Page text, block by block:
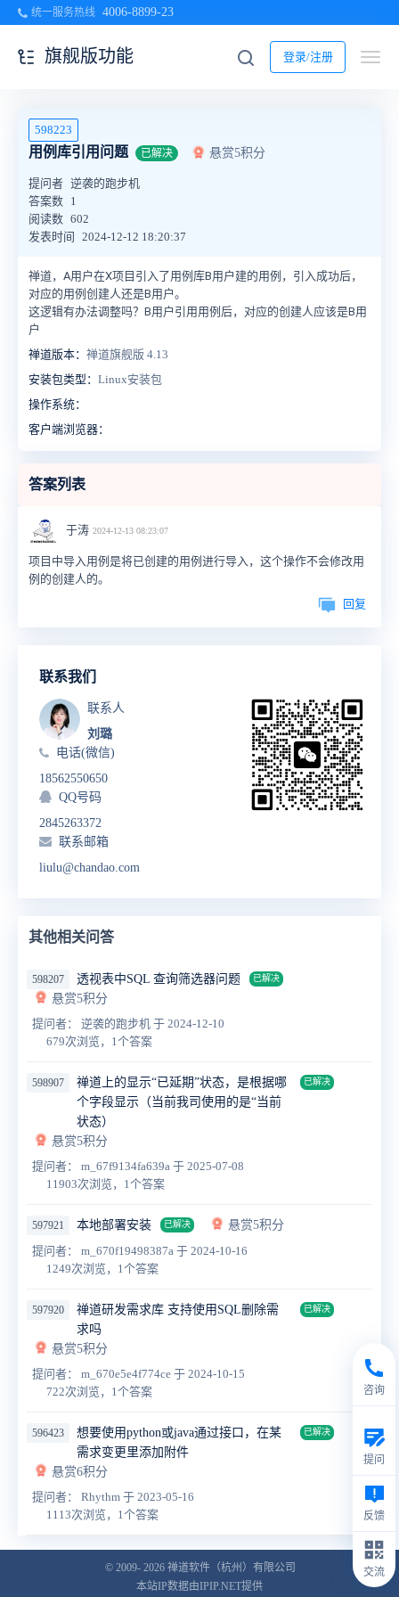
统一服务热线 4006-8899-23
登录/注册
旗舰版功能
598223
用例库引用问题 已解决 悬赏5积分
提问者 逆袭的跑步机
答案数 1
阅读数 602
发表时间
2024-12-12 18:20:37
禅道，A用户在X项目引入了用例库B用户建的用例，引入成功后，
对应的用例创建人还是B用户。
这逻辑有办法调整吗？B用户引用用例后，对应的创建人应该是B用
户
禅道版本： 禅道旗舰版 4.13
安装包类型： Linux安装包
操作系统：
客户端浏览器：
答案列表
于涛 2024-12-13 08:23:07
项目中导入用例是将已创建的用例进行导入，这个操作不会修改用
例的创建人的。
回复
联系我们
联系人
刘璐
电话(微信)
18562550650
QQ号码
2845263372
联系邮箱
liulu@chandao.com
其他相关问答
598207 透视表中SQL 查询筛选器问题 已解决
悬赏5积分
提问者： 逆袭的跑步机 于 2024-12-10
679次浏览，1个答案
598907
禅道上的显示“已延期”状态，是根据哪
个字段显示（当前我司使用的是“当前
状态）
已解决
悬赏5积分
提问者： m_67f9134fa639a 于 2025-07-08
11903次浏览，1个答案
597921 本地部署安装 已解决
悬赏5积分
提问者： m_670f19498387a 于 2024-10-16
1249次浏览，1个答案
597920
禅道研发需求库 支持使用SQL删除需
求吗
已解决
悬赏5积分
提问者： m_670e5e4f774ce 于 2024-10-15
722次浏览，1个答案
596423
想要使用python或java通过接口，在某
需求变更里添加附件
已解决
悬赏6积分
提问者： Rhythm 于 2023-05-16
1113次浏览，1个答案
© 2009- 2026 禅道软件（杭州）有限公司
本站IP数据由IPIP.NET提供
咨询
提问
反馈
交流